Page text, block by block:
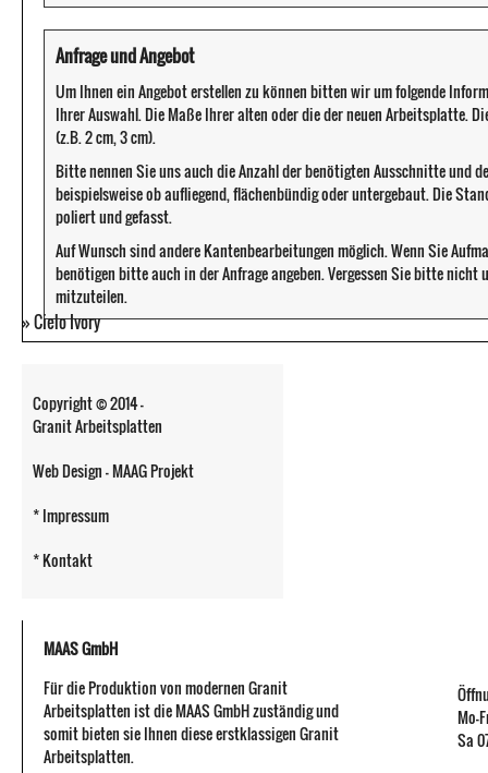
Anfrage und Angebot
Um Ihnen ein Angebot erstellen zu können bitten wir um folgende
Ihrer Auswahl. Die Maße Ihrer alten oder die der neuen Arbeitsplatte.
(z.B. 2 cm, 3 cm).
Bitte nennen Sie uns auch die Anzahl der benötigten Ausschnitte und
beispielsweise ob aufliegend, flächenbündig oder untergebaut. Die
poliert und gefasst.
Auf Wunsch sind andere Kantenbearbeitungen möglich. Wenn Sie
benötigen bitte auch in der Anfrage angeben. Vergessen Sie bitte
mitzuteilen.
»Cielo Ivory
Copyright © 2014 -
Granit Arbeitsplatten
Web Design - MAAG Projekt
* Impressum
* Kontakt
MAAS GmbH
Für die Produktion von modernen Granit
Arbeitsplatten ist die MAAS GmbH zuständig und
somit bieten sie Ihnen diese erstklassigen Granit
Arbeitsplatten.
Mo-
Sa